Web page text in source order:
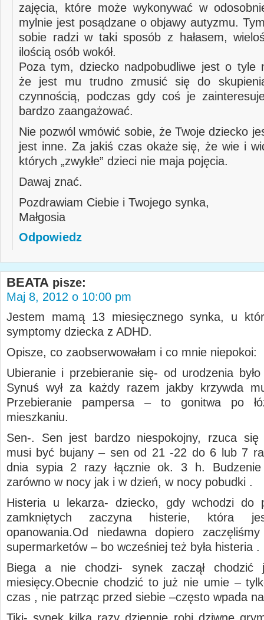
zajęcia, które może wykonywać w
mylnie jest posądzane o objawy autyzmu.
sobie radzi w taki sposób z hałasem,
ilością osób wokół.
Poza tym, dziecko nadpobudliwe jest o tyle
że jest mu trudno zmusić się do
czynnością, podczas gdy coś je
bardzo zaangażować.
Nie pozwól wmówić sobie, że Twoje dziecko
jest inne. Za jakiś czas okaże się, że wie i
których „zwykłe” dzieci nie maja pojęcia.
Dawaj znać.
Pozdrawiam Ciebie i Twojego synka,
Małgosia
Odpowiedz
BEATA pisze:
Maj 8, 2012 o 10:00 pm
Jestem mamą 13 miesięcznego synka, u
symptomy dziecka z ADHD.
Opisze, co zaobserwowałam i co mnie niepokoi:
Ubieranie i przebieranie się- od urodzenia
Synuś wył za każdy razem jakby krzywda
Przebieranie pampersa – to gonitwa po
mieszkaniu.
Sen-. Sen jest bardzo niespokojny, rzuca się
musi być bujany – sen od 21 -22 do 6 lub 7
dnia sypia 2 razy łącznie ok. 3 h. Budzenie
zarówno w nocy jak i w dzień, w nocy pobudki .
Histeria u lekarza- dziecko, gdy wchodzi do
zamkniętych zaczyna histerie, która
opanowania.Od niedawna dopiero
supermarketów – bo wcześniej też była histeria .
Biega a nie chodzi- synek zaczął chodzić
miesięcy.Obecnie chodzić to już nie umie –
czas , nie patrząc przed siebie –często wpada